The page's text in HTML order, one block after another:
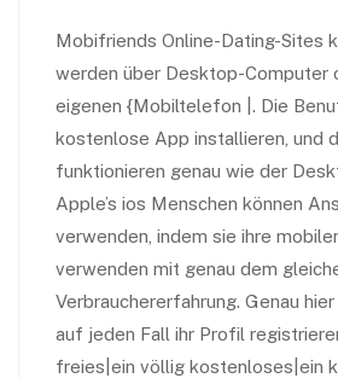
Mobifriends Online-Dating-Sites
werden über Desktop-Computer
eigenen {Mobiltelefon |. Die
kostenlose App installieren, und
funktionieren genau wie der
Apple’s ios Menschen können
verwenden, indem sie ihre
verwenden mit genau dem
Verbrauchererfahrung. Genau
auf jeden Fall ihr Profil
freies|ein völlig kostenloses|ein